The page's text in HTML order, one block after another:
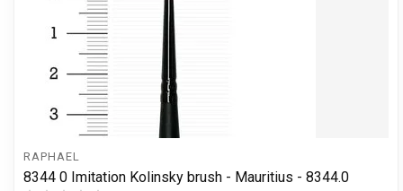
RAPHAEL
8344 0 Imitation Kolinsky brush - Mauritius - 8344.0